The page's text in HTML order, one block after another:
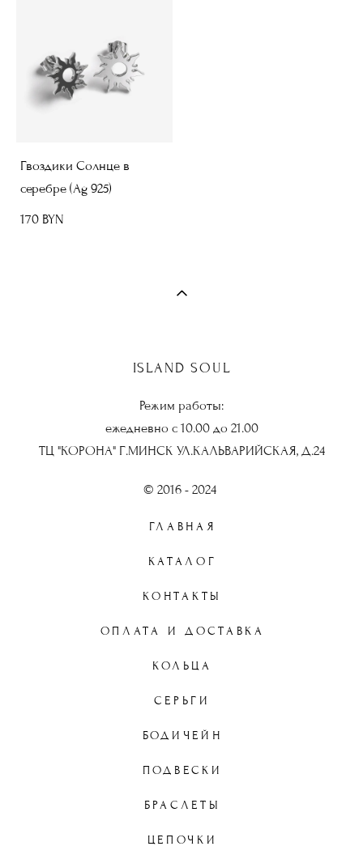
Гвоздики Солнце в
серебре (Ag 925)
170 BYN
ISLAND SOUL
Режим работы:
ежедневно с 10.00 до 21.00
ТЦ "КОРОНА" Г.МИНСК УЛ.КАЛЬВАРИЙСКАЯ, Д.24
© 2016 - 2024
ГЛАВНАЯ
КАТАЛОГ
КОНТАКТЫ
ОПЛАТА И ДОСТАВКА
КОЛЬЦА
СЕРЬГИ
БОДИЧЕЙН
ПОДВЕСКИ
БРАСЛЕТЫ
ЦЕПОЧКИ